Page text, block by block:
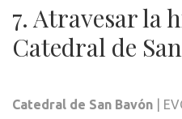
7. Atravesar la
Catedral de
Catedral de San Bavón |